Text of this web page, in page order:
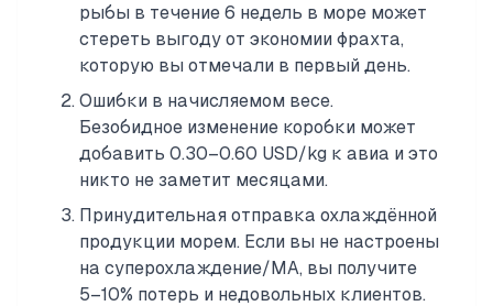
рыбы в течение 6 недель в море может
стереть выгоду от экономии фрахта,
которую вы отмечали в первый день.
Ошибки в начисляемом весе.
Безобидное изменение коробки может
добавить 0.30–0.60 USD/kg к авиа и это
никто не заметит месяцами.
Принудительная отправка охлаждённой
продукции морем. Если вы не настроены
на суперохлаждение/MA, вы получите
5–10% потерь и недовольных клиентов.